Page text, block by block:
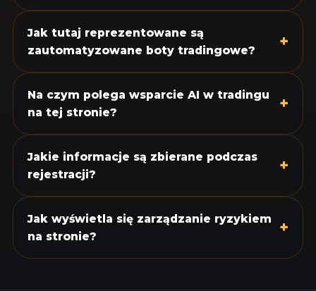
Jak tutaj reprezentowane są
zautomatyzowane boty tradingowe?
+
Na czym polega wsparcie AI w tradingu
na tej stronie?
+
Jakie informacje są zbierane podczas
rejestracji?
+
Jak wyświetla się zarządzanie ryzykiem
na stronie?
+